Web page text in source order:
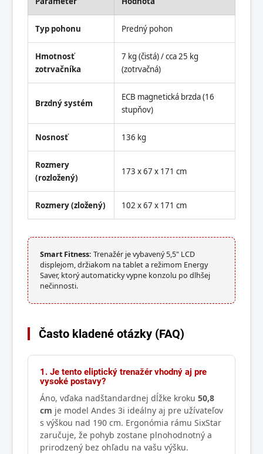
Typ pohonu Predný pohon
Hmotnosť
zotrvačníka
7 kg (čistá) / cca 25 kg
(zotrvačná)
Brzdný systém
ECB magnetická brzda (16
stupňov)
Nosnosť 136 kg
Rozmery
(rozložený)
173 x 67 x 171 cm
Rozmery (zložený) 102 x 67 x 171 cm
Smart Fitness: Trenažér je vybavený 5,5" LCD
displejom, držiakom na tablet a režimom Energy
Saver, ktorý automaticky vypne konzolu po dlhšej
nečinnosti.
Často kladené otázky (FAQ)
1. Je tento eliptický trenažér vhodný aj pre
vysoké postavy?
Áno, vďaka nadštandardnej dĺžke kroku 50,8
cm je model Andes 3i ideálny aj pre užívateľov
s výškou nad 190 cm. Ergonómia rámu SixStar
zaručuje, že pohyb zostane plnohodnotný a
prirodzený bez ohľadu na vašu výšku.